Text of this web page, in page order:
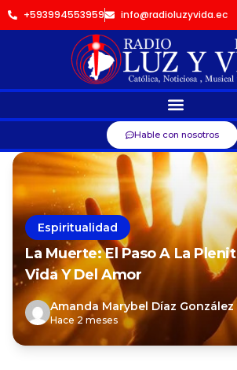
+593994553959 info@radioluzyvida.ec
Hable con nosotros
Espiritualidad
La Muerte: El Paso A La
Vida Y Del Amor
Amanda Marybel Díaz González
Hace 2 meses